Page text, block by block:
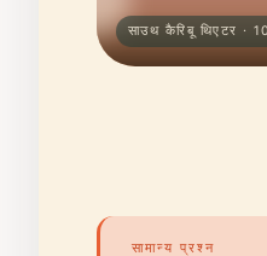
साउथ कैरिबू थिएटर ·
सामान्य प्रश्न